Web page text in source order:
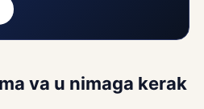
va u nimaga kerak